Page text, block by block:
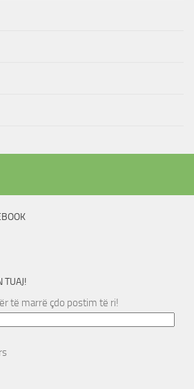
TUAJ!
të marrë çdo postim të ri!